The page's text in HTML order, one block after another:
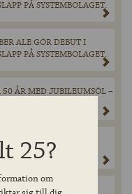
PÅ SYSTEMBOLAGET.
ALE GÖR DEBUT I
PÅ SYSTEMBOLAGET.
ÅR MED JUBILEUMSÖL –
MALT WHISKY – ETT
KRAFT OCH FINESS.
HISTORIA OCH JEVER
25?
om